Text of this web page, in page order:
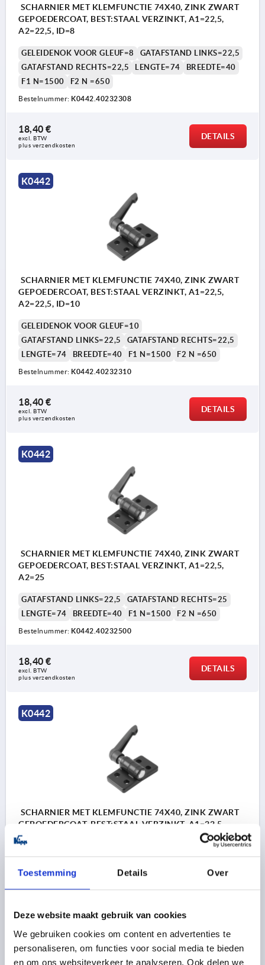
Toestemming Details Over
Deze website maakt gebruik van cookies
We gebruiken cookies om content en advertenties te
personaliseren, om functies voor social media te bieden
en om ons websiteverkeer te analyseren. Ook delen we
SCHARNIER MET KLEMFUNCTIE 74X40, ZINK ZWART
GEPOEDERCOAT, BEST:STAAL VERZINKT, A1=22,5,
A2=22,5, ID=8
GELEIDENOK VOOR GLEUF=8
GATAFSTAND LINKS=22,5
GATAFSTAND RECHTS=22,5
LENGTE=74
BREEDTE=40
F1 N=1500
F2 N =650
Bestelnummer: K0442.40232308
18,40 €
excl. BTW
plus verzendkosten
DETAILS
K0442
SCHARNIER MET KLEMFUNCTIE 74X40, ZINK ZWART
GEPOEDERCOAT, BEST:STAAL VERZINKT, A1=22,5,
A2=22,5, ID=10
GELEIDENOK VOOR GLEUF=10
GATAFSTAND LINKS=22,5
GATAFSTAND RECHTS=22,5
LENGTE=74
BREEDTE=40 F1 N=1500 F2 N =650
Bestelnummer: K0442.40232310
18,40 €
excl. BTW
plus verzendkosten
DETAILS
K0442
SCHARNIER MET KLEMFUNCTIE 74X40, ZINK ZWART
GEPOEDERCOAT, BEST:STAAL VERZINKT, A1=22,5,
A2=25
GATAFSTAND LINKS=22,5
GATAFSTAND RECHTS=25
LENGTE=74
BREEDTE=40 F1 N=1500 F2 N =650
Bestelnummer: K0442.40232500
18,40 €
excl. BTW
plus verzendkosten
DETAILS
K0442
SCHARNIER MET KLEMFUNCTIE 74X40, ZINK ZWART
GEPOEDERCOAT, BEST:STAAL VERZINKT, A1=22,5,
A2=25, ID=8
GATAFSTAND RECHTS=25
LENGTE=74
BREEDTE=40
18,40 €
plus verzendkosten